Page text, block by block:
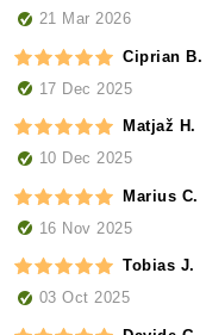
21 Mar 2026
Ciprian B.
17 Dec 2025
Matjaž H.
10 Dec 2025
Marius C.
16 Nov 2025
Tobias J.
03 Oct 2025